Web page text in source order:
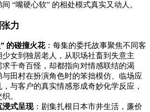
“嘴硬心软” 的相处模式真实又动人。
力
的碰撞火花：每集的委托故事聚焦不同客
少女到独居老人，从职场社畜到失意主
千奇百怪，却都指向对情感联结的渴
田村在扮演角色时的笨拙模仿、临场应
与客户的真实情感形成奇妙化学反应，
。
浸式呈现：剧集扎根日本市井生活，廉价